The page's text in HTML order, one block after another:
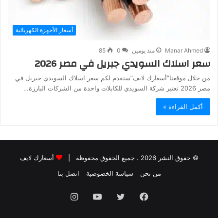
أسعار الأجهزة الكهربائية
Manar Ahmed منذ يومين 0
85
سعر اسلاك السويدي جبريل في مصر 2026
من خلال موقعنا”أسعارك لايف”سنقدم لكم سعر اسلاك السويدي جبريل في
مصر 2026 تعتبر شركة السويدي للكابلات واحدة من الشركات البارزة…
أكمل القراءة »
© حقوق النشر 2026 ، جميع الحقوق محفوظة |
أسعارك لايف
من نحن
سياسة الخصوصية اتصل بنا
فيسبوك تويتر يوتيوبانستقرام